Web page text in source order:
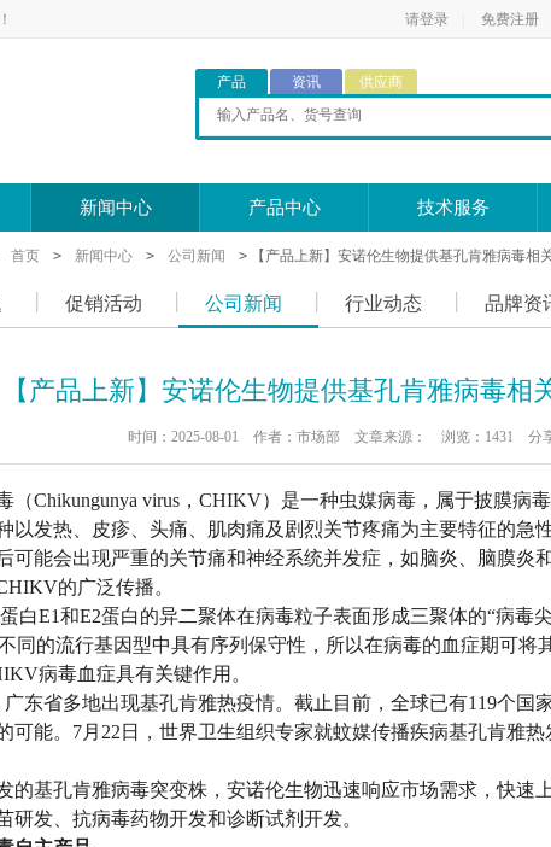
请登录 免费注册
产品 资讯 供应商
新闻中心 产品中心 技术服务
首页 > 新闻中心 > 公司新闻 > 【产品上新】安诺伦生物提供基孔肯雅病毒相
促销活动 公司新闻 行业动态 品牌资
【产品上新】安诺伦生物提供基孔肯雅病毒相
时间：2025-08-01 作者：市场部 文章来源： 浏览：1431 分
（Chikungunya virus，CHIKV）是一种虫媒病毒，属于披膜病
以发热、皮疹、头痛、肌肉痛及剧烈关节疼痛为主要特征的
可能会出现严重的关节痛和神经系统并发症，如脑炎、脑膜炎
的广泛传播。
白E1和E2蛋白的异二聚体在病毒粒子表面形成三聚体的“病毒
同的流行基因型中具有序列保守性，所以在病毒的血症期可
病毒血症具有关键作用。
广东省多地出现基孔肯雅热疫情。截止目前，全球已有119个
可能。7月22日，世界卫生组织专家就蚊媒传播疾病基孔肯雅
的基孔肯雅病毒突变株，安诺伦生物迅速响应市场需求，快速
研发、抗病毒药物开发和诊断试剂开发。